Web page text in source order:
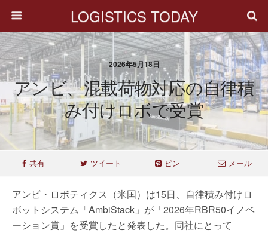
LOGISTICS TODAY
2026年5月18日
アンビ、混載荷物対応の自律積
み付けロボで受賞
共有 ツイート ピン メール
アンビ・ロボティクス（米国）は15日、自律積み付けロ
ボットシステム「AmbiStack」が「2026年RBR50イノベ
ーション賞」を受賞したと発表した。同社にとって